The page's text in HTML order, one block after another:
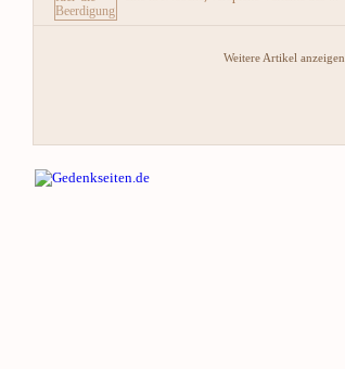
Weitere Artikel anzeigen